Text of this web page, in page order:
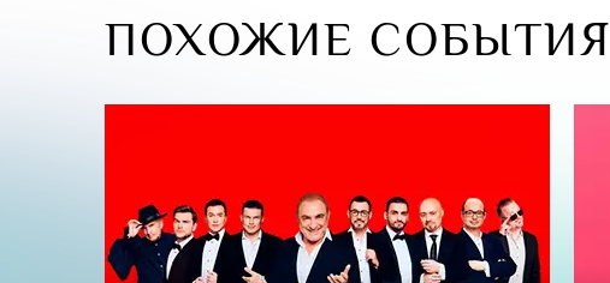
ПОХОЖИЕ СОБЫТИЯ